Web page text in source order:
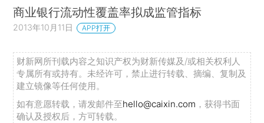
商业银行流动性覆盖率拟成监管指标
2013年10月11日 APP打开
财新网所刊载内容之知识产权为财新传媒及/或相关权利人
专属所有或持有。未经许可，禁止进行转载、摘编、复制及
建立镜像等任何使用。
如有意愿转载，请发邮件至hello@caixin.com ，获得书面
确认及授权后，方可转载。